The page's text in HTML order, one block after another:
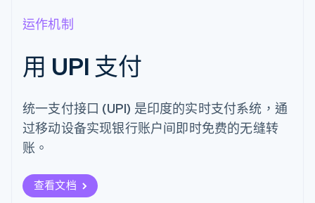
运作机制
用 UPI 支付
统一支付接口 (UPI) 是印度的实时支付系统，通
过移动设备实现银行账户间即时免费的无缝转
账。
查看文档